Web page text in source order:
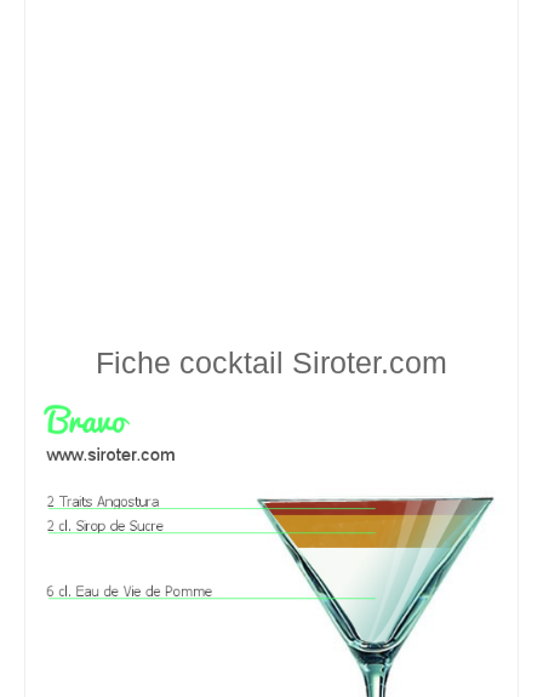
Fiche cocktail Siroter.com